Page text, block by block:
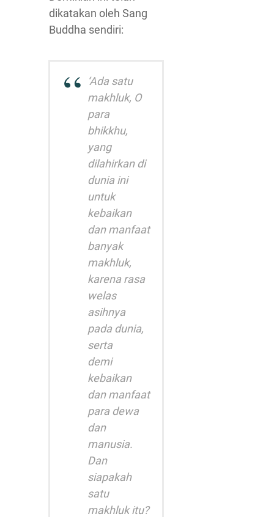
dikatakan oleh Sang
Buddha sendiri:
‘Ada satu
makhluk, O
para
bhikkhu,
yang
dilahirkan di
dunia ini
untuk
kebaikan
dan manfaat
banyak
makhluk,
karena rasa
welas
asihnya
pada dunia,
serta
demi
kebaikan
dan manfaat
para dewa
dan
manusia.
Dan
siapakah
satu
makhluk itu?